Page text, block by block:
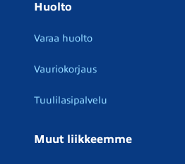
Huolto
Varaa huolto
Vauriokorjaus
Tuulilasipalvelu
Muut liikkeemme